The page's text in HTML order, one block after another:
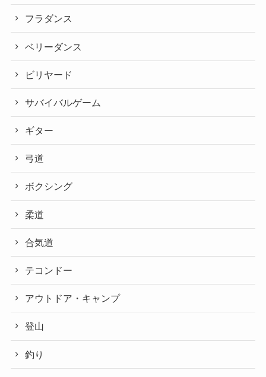
フラダンス
ベリーダンス
ビリヤード
サバイバルゲーム
ギター
弓道
ボクシング
柔道
合気道
テコンドー
アウトドア・キャンプ
登山
釣り